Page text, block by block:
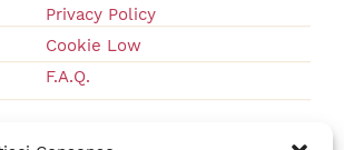
Privacy Policy
Cookie Low
F.A.Q.